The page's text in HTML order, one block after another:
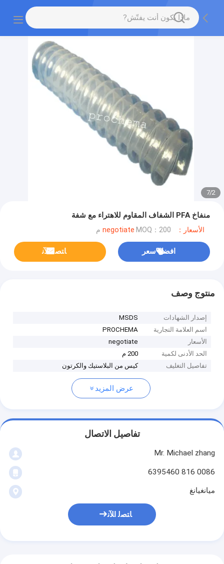
2
/
7
منفاخ PFA الشفاف المقاوم للاهتراء مع شفة
الأسعار：negotiate MOQ：200 م
افضل سعر ﺎﺘﺼﻟ ﺍﻶﻧ
منتوج وصف
إصدار الشهادات
MSDS
اسم العلامة التجارية
PROCHEMA
الأسعار
negotiate
الحد الأدنى لكمية
200 م
تفاصيل التغليف
كيس من البلاستيك والكرتون
عرض المزيد
تفاصيل الاتصال
Mr. Michael zhang
0086 816 6395460
ميانغيانغ
ﺎﺘﺼﻟ ﺍﻶﻧ